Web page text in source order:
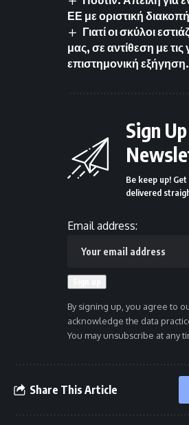
ΕΕ με οριστική
Γιατί οι σκύλοι
μας, σε αντίθεση με τις
επιστημονική εξήγηση.
Sign
Be keep up!
delivered
Email address:
By signing up, you agree to
acknowledge the data
You may unsubscribe at any
Share This Article